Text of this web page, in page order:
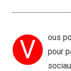
V
ous
pour